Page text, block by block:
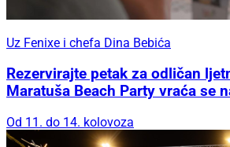
Uz Fenixe i chefa Dina Bebića
Rezervirajte petak za odličan
Maratuša Beach Party vraća se
Od 11. do 14. kolovoza